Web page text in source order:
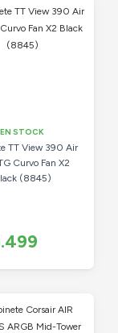
EN STOCK
TT View 390 Air
Curvo Fan X2
(8845)